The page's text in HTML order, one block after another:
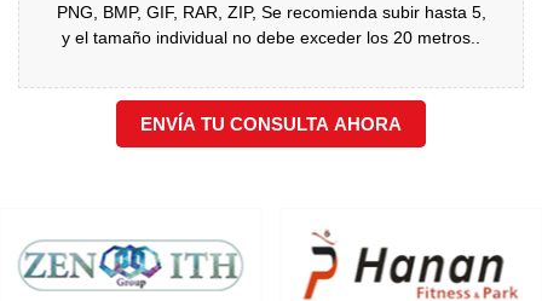
PNG, BMP, GIF, RAR, ZIP, Se recomienda subir hasta 5,
y el tamaño individual no debe exceder los 20 metros..
ENVÍA TU CONSULTA AHORA